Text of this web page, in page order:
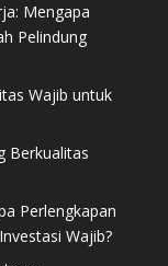
Mengapa
Pelindung
Wajib untuk
Berkualitas
Perlengkapan
Wajib?